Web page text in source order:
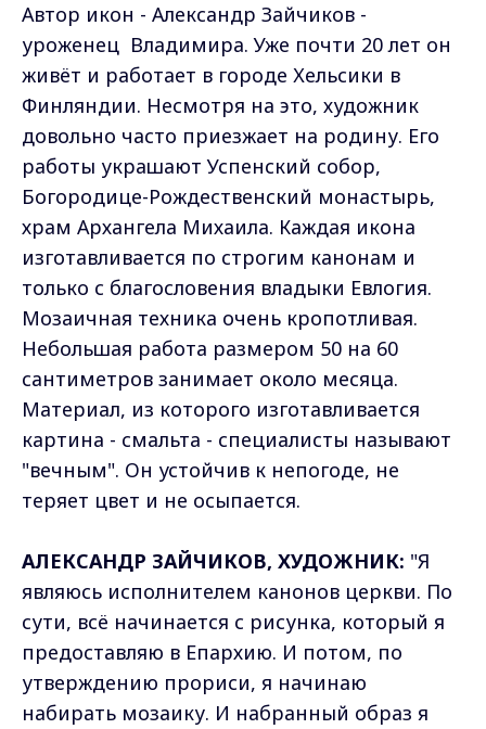
Автор икон - Александр Зайчиков -
уроженец Владимира. Уже почти 20 лет он
живёт и работает в городе Хельсики в
Финляндии. Несмотря на это, художник
довольно часто приезжает на родину. Его
работы украшают Успенский собор,
Богородице-Рождественский монастырь,
храм Архангела Михаила. Каждая икона
изготавливается по строгим канонам и
только с благословения владыки Евлогия.
Мозаичная техника очень кропотливая.
Небольшая работа размером 50 на 60
сантиметров занимает около месяца.
Материал, из которого изготавливается
картина - смальта - специалисты называют
"вечным". Он устойчив к непогоде, не
теряет цвет и не осыпается.
АЛЕКСАНДР ЗАЙЧИКОВ, ХУДОЖНИК: "Я
являюсь исполнителем канонов церкви. По
сути, всё начинается с рисунка, который я
предоставляю в Епархию. И потом, по
утверждению прориси, я начинаю
набирать мозаику. И набранный образ я